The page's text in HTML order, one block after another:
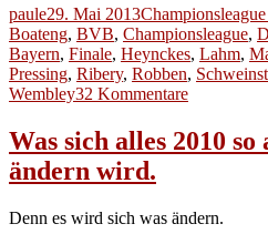
Autor
pauleVeröffentlicht
am
29. Mai 2013Kategorien
Boateng, BVB, Championsleague,
Bayern, Finale, Heynckes, Lahm,
Pressing, Ribery, Robben,
Wembley32 Kommentarezu
Blaupause
oder
Was sich alles 2010
ändern wird.
Denn es wird sich was ändern.